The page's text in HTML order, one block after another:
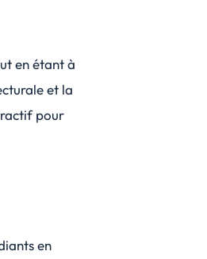
en étant à
et la
pour
en